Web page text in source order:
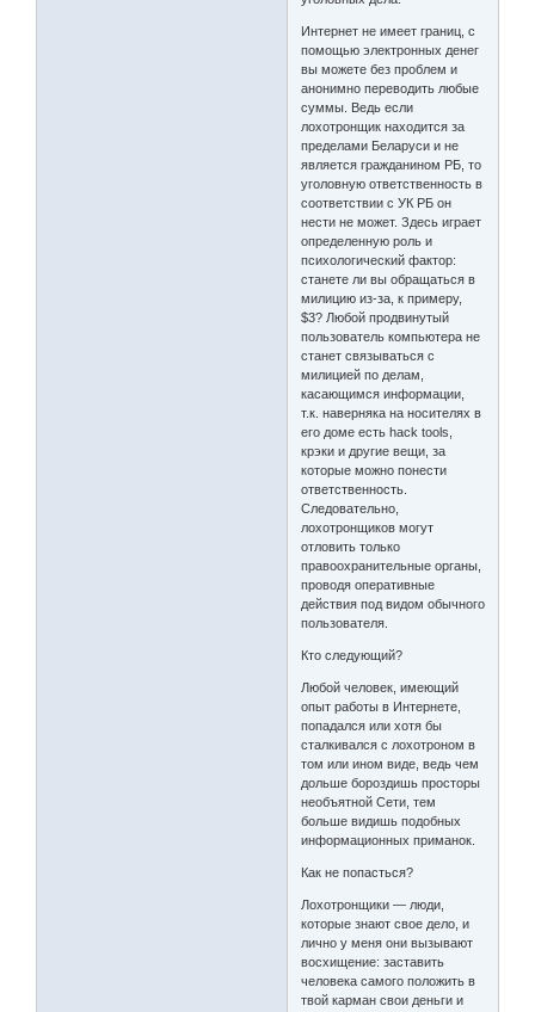
Интернет не имеет границ, с
помощью электронных денег
вы можете без проблем и
анонимно переводить любые
суммы. Ведь если
лохотронщик находится за
пределами Беларуси и не
является гражданином РБ, то
уголовную ответственность в
соответствии с УК РБ он
нести не может. Здесь играет
определенную роль и
психологический фактор:
станете ли вы обращаться в
милицию из-за, к примеру,
$3? Любой продвинутый
пользователь компьютера не
станет связываться с
милицией по делам,
касающимся информации,
т.к. наверняка на носителях в
его доме есть hack tools,
крэки и другие вещи, за
которые можно понести
ответственность.
Следовательно,
лохотронщиков могут
отловить только
правоохранительные органы,
проводя оперативные
действия под видом обычного
пользователя.
Кто следующий?
Любой человек, имеющий
опыт работы в Интернете,
попадался или хотя бы
сталкивался с лохотроном в
том или ином виде, ведь чем
дольше бороздишь просторы
необъятной Сети, тем
больше видишь подобных
информационных приманок.
Как не попасться?
Лохотронщики — люди,
которые знают свое дело, и
лично у меня они вызывают
восхищение: заставить
человека самого положить в
твой карман свои деньги и